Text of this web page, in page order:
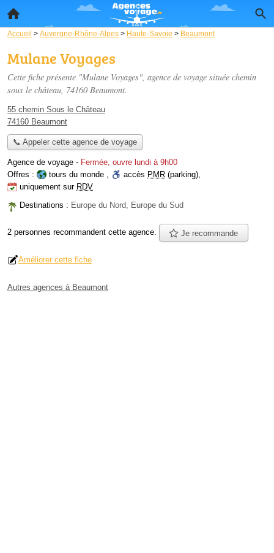
Accueil > Auvergne-Rhône-Alpes > Haute-Savoie > Beaumont
Mulane Voyages
Cette fiche présente "Mulane Voyages", agence de voyage située chemin
sous le château, 74160 Beaumont.
55 chemin Sous le Château
74160 Beaumont
📞 Appeler cette agence de voyage
Agence de voyage - Fermée, ouvre lundi à 9h00
Offres :
tours du monde , accès PMR (parking),
uniquement sur RDV
Destinations : Europe du Nord, Europe du Sud
2 personnes recommandent cette agence. Je recommande
Améliorer cette fiche
Autres agences à Beaumont